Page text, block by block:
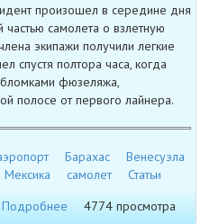
произошел в середине дня
частью самолета о взлетную
экипажи получили легкие
спустя полтора часа, когда
фюзеляжа,
полосе от первого лайнера.
Барахас
Венесуэла
Мексика самолет
Статьи
Подробнее
4774 просмотра